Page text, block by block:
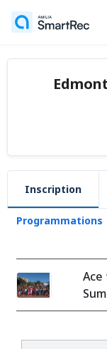
Inscription
Programmations
Ace